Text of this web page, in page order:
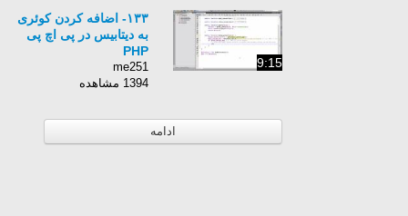
9:15
۱۳۳- اضافه کردن کوئری
به دیتابیس در پی اچ پی
PHP
me251
1394 مشاهده
ادامه